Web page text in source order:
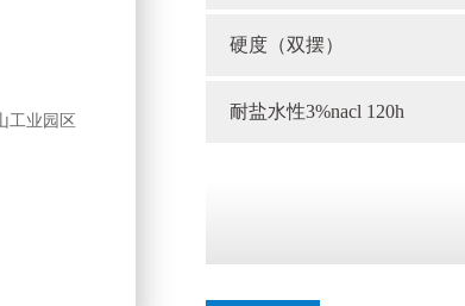
硬度（双摆）
耐盐水性3%nacl 120h
工业园区